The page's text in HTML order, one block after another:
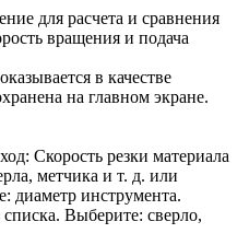
для расчета и сравнения
вращения и подача
в качестве
на главном экране.
Скорость резки материала
метчика и т. д. или
диаметр инструмента.
Выберите: сверло,